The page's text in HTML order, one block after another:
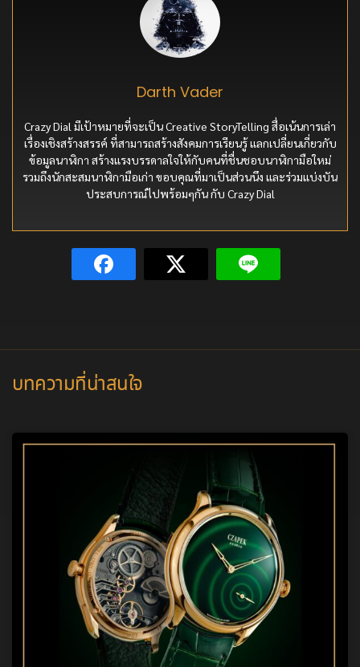
Darth Vader
Crazy Dial มีเป้าหมายที่จะเป็น Creative StoryTelling สื่อเน้นการเล่า
เรื่องเชิงสร้างสรรค์ ที่สามารถสร้างสังคมการเรียนรู้ แลกเปลี่ยนเกี่ยวกับ
ข้อมูลนาฬิกา สร้างแรงบรรดาลใจให้กับคนที่ชื่นชอบนาฬิกามือใหม่
รวมถึงนักสะสมนาฬิกามือเก่า ขอบคุณที่มาเป็นส่วนนึง และร่วมแบ่งบัน
ประสบการณ์ไปพร้อมๆกัน กับ Crazy Dial
บทความที่น่าสนใจ